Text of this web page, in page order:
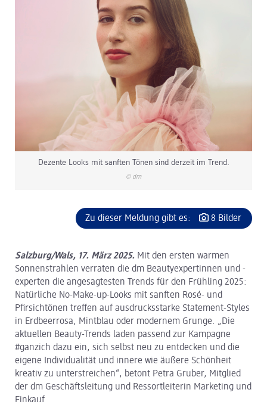
Dezente Looks mit sanften Tönen sind derzeit im Trend.
© dm
Zu dieser Meldung gibt es: 8 Bilder
Salzburg/Wals, 17. März 2025. Mit den ersten warmen
Sonnenstrahlen verraten die dm Beautyexpertinnen und -
experten die angesagtesten Trends für den Frühling 2025:
Natürliche No-Make-up-Looks mit sanften Rosé- und
Pfirsichtönen treffen auf ausdrucksstarke Statement-Styles
in Erdbeerrosa, Mintblau oder modernem Grunge. „Die
aktuellen Beauty-Trends laden passend zur Kampagne
#ganzich dazu ein, sich selbst neu zu entdecken und die
eigene Individualität und innere wie äußere Schönheit
kreativ zu unterstreichen“, betont Petra Gruber, Mitglied
der dm Geschäftsleitung und Ressortleiterin Marketing und